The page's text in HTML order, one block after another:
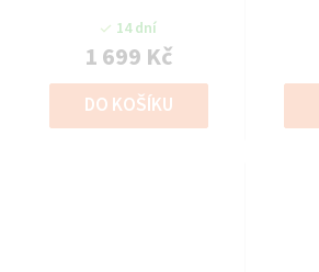
14 dní
1 699 Kč
DO KOŠÍKU